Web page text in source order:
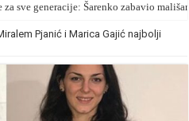
sve generacije: Šarenko zabavio
u Kikačima
Pjanić i Marica Gajić najbolji